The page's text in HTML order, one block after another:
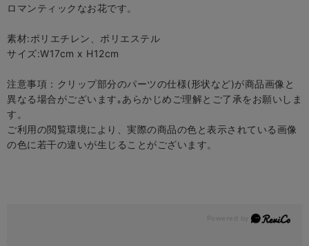
ロマンティックなお花です。
素材:ポリエチレン、ポリエステル
サイズ:W17cm x H12cm
注意事項：クリップ部分のパーツの仕様(形状など)が商品画像と
異なる場合がございます｡あらかじめご理解とご了承をお願いしま
す。
ご利用の閲覧環境により、実際の商品の色と表示されている画像
の色に若干の違いが生じることがございます。